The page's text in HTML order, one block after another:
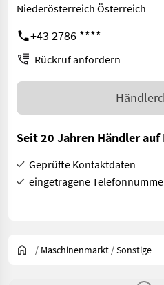
Niederösterreich Österreich
+43 2786 ****
Rückruf anfordern
Seit 20 Jahren Händler
Geprüfte Kontaktdaten
eingetragene
/ Maschinenmarkt /Sonstige